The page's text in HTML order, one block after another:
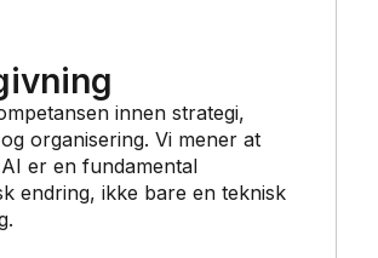
innen strategi,
organisering. Vi mener at
er en fundamental
endring, ikke bare en teknisk